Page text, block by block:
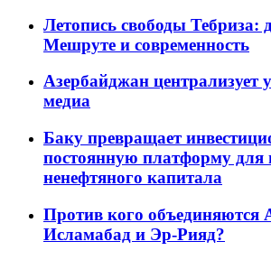
Летопись свободы Тебриза:
Мешруте и современность
Азербайджан централизует
медиа
Баку превращает
постоянную платформу для
ненефтяного капитала
Против кого объединяются
Исламабад и Эр-Рияд?